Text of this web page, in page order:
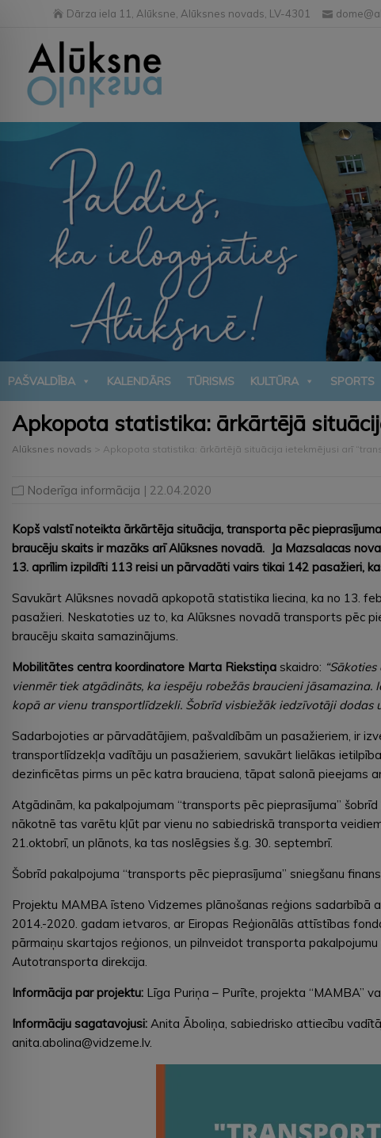
Dārza iela 11, Alūksne, Alūksnes novads, LV-4301
PAŠVALDĪBA KALENDĀRS TŪRISMS KULTŪRA SPORTS
Apkopota statistika: ārkārtējā
Alūksnes novads > Apkopota statistika: ārkārtējā situācija ietekmējusi arī
Noderīga informācija | 22.04.2020
Kopš valstī noteikta ārkārtēja situācija, transporta pēc
braucēju skaits ir mazāks arī Alūksnes novadā. Ja Mazsalacas
13. aprīlim izpildīti 113 reisi un pārvadāti vairs tikai 142 pasažieri,
Savukārt Alūksnes novadā apkopotā statistika liecina, ka no 13.
pasažieri. Neskatoties uz to, ka Alūksnes novadā transports pēc
braucēju skaita samazinājums.
Mobilitātes centra koordinatore Marta Riekstiņa skaidro:
vienmēr tiek atgādināts, ka iespēju robežās braucieni
kopā ar vienu transportlīdzekli. Šobrīd visbiežāk iedzīvotāji dodas
Sadarbojoties ar pārvadātājiem, pašvaldībām un pasažieriem, ir
transportlīdzekļa vadītāju un pasažieriem, savukārt lielākas
dezinficētas pirms un pēc katra brauciena, tāpat salonā pieejams
Atgādinām, ka pakalpojumam “transports pēc pieprasījuma”
nākotnē tas varētu kļūt par vienu no sabiedriskā transporta
21.oktobrī, un plānots, ka tas noslēgsies š.g. 30. septembrī.
Šobrīd pakalpojuma “transports pēc pieprasījuma” sniegšanu
Projektu MAMBA īsteno Vidzemes plānošanas reģions sadarbībā
2014.-2020. gadam ietvaros, ar Eiropas Reģionālās attīstības
pārmaiņu skartajos reģionos, un pilnveidot transporta
Autotransporta direkcija.
Informācija par projektu: Līga Puriņa – Purīte, projekta “MAMBA”
Informāciju sagatavojusi: Anita Āboliņa, sabiedrisko attiecību
anita.abolina@vidzeme.lv.